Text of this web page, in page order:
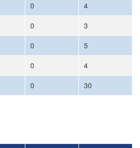
0
4
0
3
0
5
0
4
0 30